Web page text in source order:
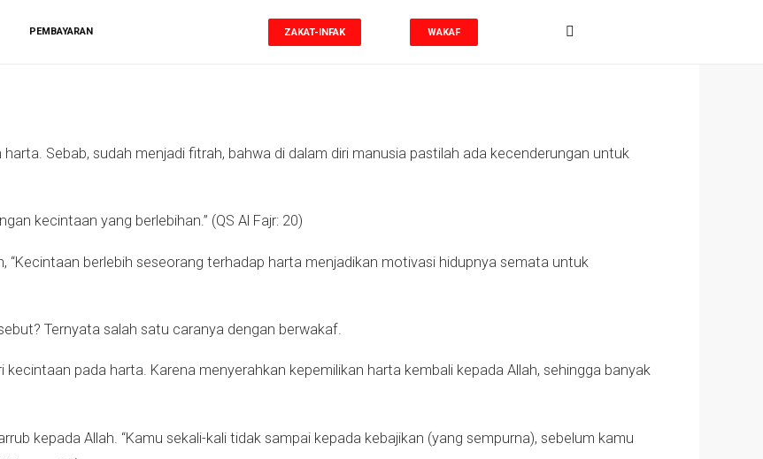
PEMBAYARAN ZAKAT-INFAK WAKAF
Sebab, sudah menjadi fitrah, bahwa di dalam diri manusia pastilah ada kecenderungan untuk
kecintaan yang berlebihan.” (QS Al Fajr: 20)
“Kecintaan berlebih seseorang terhadap harta menjadikan motivasi hidupnya semata untuk
Ternyata salah satu caranya dengan berwakaf.
pada harta. Karena menyerahkan kepemilikan harta kembali kepada Allah, sehingga banyak
kepada Allah. “Kamu sekali-kali tidak sampai kepada kebajikan (yang sempurna), sebelum kamu